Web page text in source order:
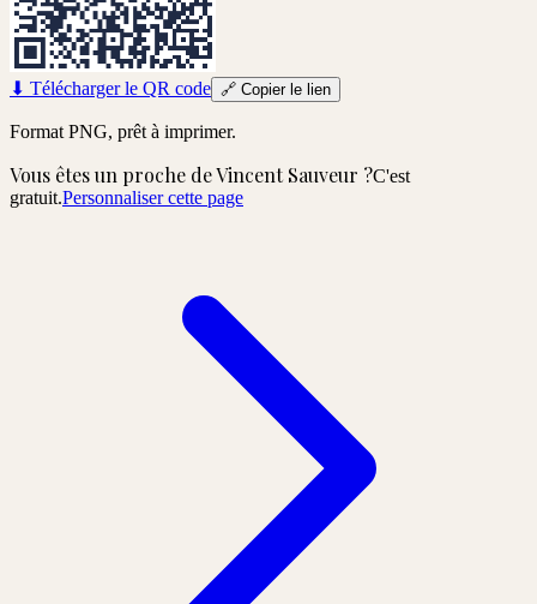
⬇ Télécharger le QR code 🔗 Copier le lien
Format PNG, prêt à imprimer.
Vous êtes un proche deVincent Sauveur ?C'est
gratuit.Personnaliser cette page